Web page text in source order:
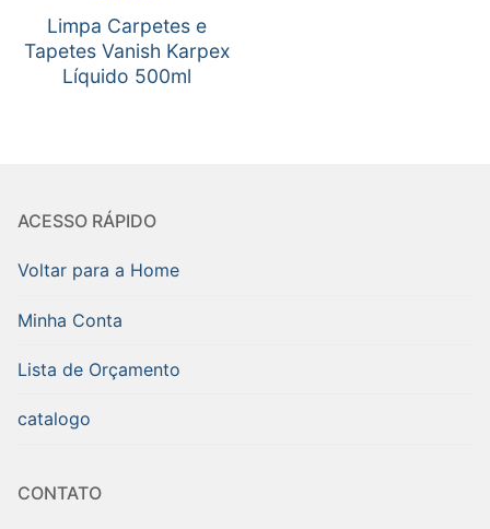
Limpa Carpetes e
Tapetes Vanish Karpex
Líquido 500ml
ACESSO RÁPIDO
Voltar para a Home
Minha Conta
Lista de Orçamento
catalogo
CONTATO